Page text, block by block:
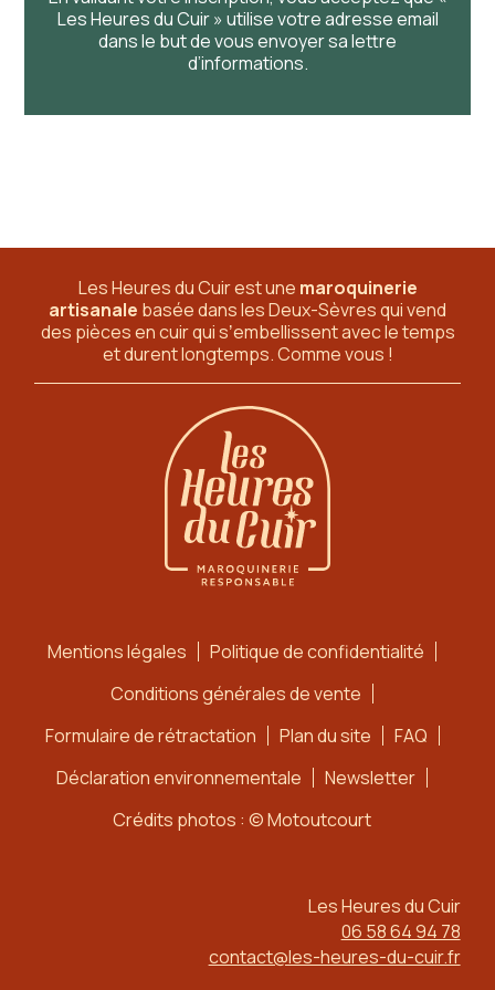
Les Heures du Cuir » utilise votre adresse email
dans le but de vous envoyer sa lettre
d’informations.
Les Heures du Cuir est une maroquinerie
artisanale basée dans les Deux-Sèvresqui vend
des pièces en cuir qui sʼembellissent avec le temps
et durent longtemps. Comme vous !
Mentions légales
Politique de confidentialité
Conditions générales de vente
Formulaire de rétractation
Plan du site
FAQ
Déclaration environnementale
Newsletter
Crédits photos : © Motoutcourt
Les Heures du Cuir
06 58 64 94 78
contact@les-heures-du-cuir.fr